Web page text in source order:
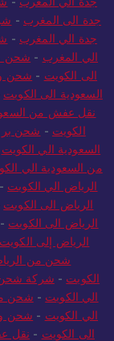
جدة الى المغرب -
جدة الي المغرب -
الي المغرب - شحن
الى الكويت - شحن
السعودية الى الكويت
نقل عفش من
الكويت - شحن
السعودية الي الكويت
من السعودية الي
الرياض الي الكويت -
الرياض الى الكويت
الرياض الى الكويت -
الرياض إلى الكويت
شحن من
الكويت - شركة شحن
الي الكويت - شحن
الي الكويت - شحن
الى الكويت - نقل